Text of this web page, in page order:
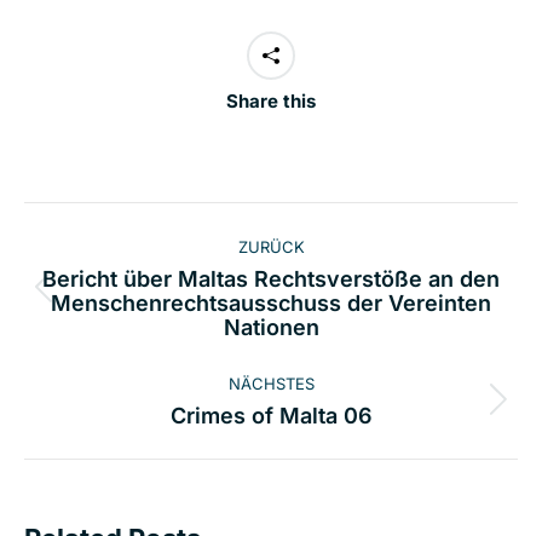
Share this
ZURÜCK
Vorheriger
Beitrag:
Bericht über Maltas Rechtsverstöße an den
Menschenrechtsausschuss der Vereinten
Nationen
NÄCHSTES
Nächster
Crimes of Malta 06